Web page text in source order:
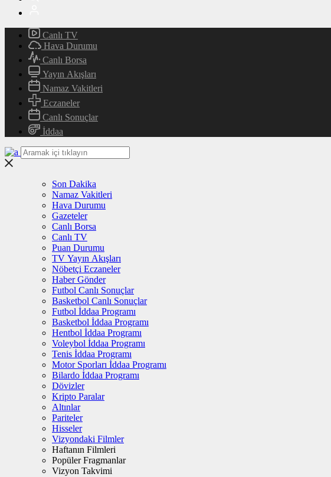
Canlı TV
Hava Durumu
Canlı Borsa
Yayın Akışları
Namaz Vakitleri
Eczaneler
Canlı Sonuçlar
İddaa
Son Dakika
Namaz Vakitleri
Hava Durumu
Gazeteler
Canlı Borsa
Canlı TV
Puan Durumu
TV Yayın Akışları
Nöbetçi Eczaneler
Haber Gönder
Futbol Canlı Sonuçlar
Basketbol Canlı Sonuçlar
Futbol İddaa Programı
Basketbol İddaa Programı
Hentbol İddaa Programı
Voleybol İddaa Programı
Tenis İddaa Programı
Motor Sporları İddaa Programı
Bilardo İddaa Programı
Dövizler
Kripto Paralar
Altınlar
Pariteler
Hisseler
Vizyondaki Filmler
Haftanın Filmleri
Popüler Fragmanlar
Vizyon Takvimi